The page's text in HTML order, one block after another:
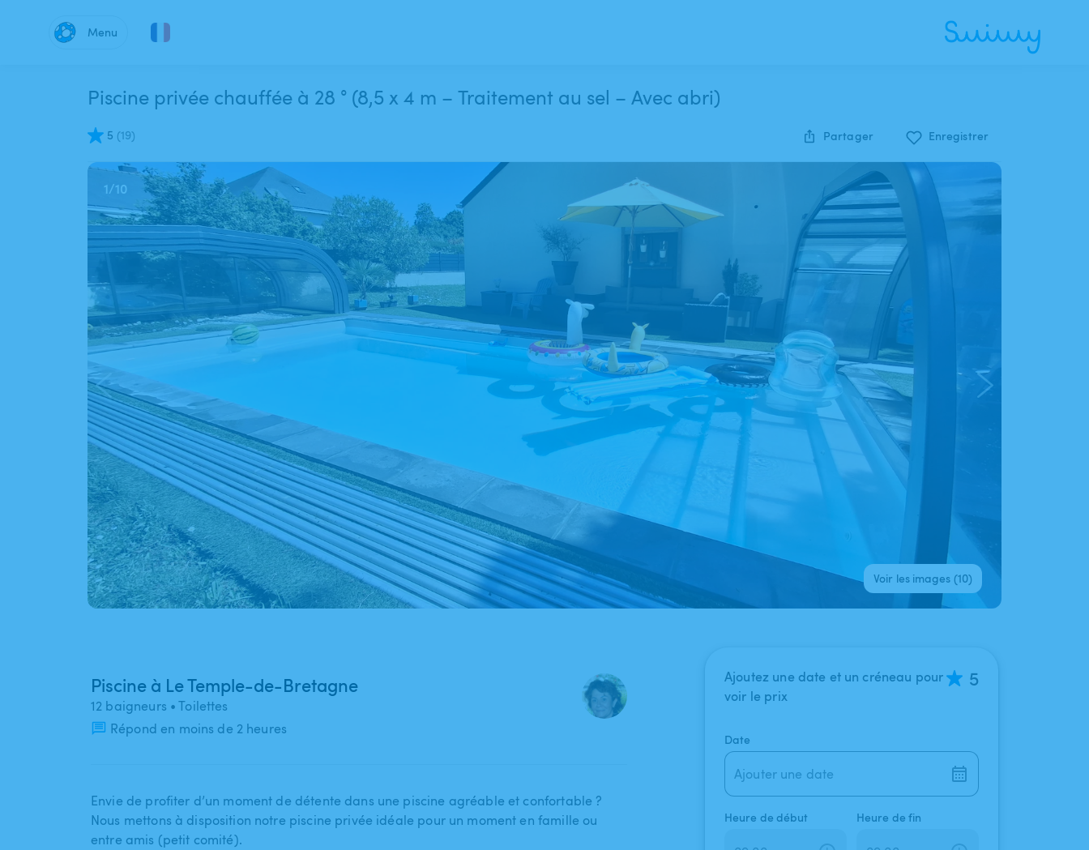
Menu
Piscine privée chauffée à 28 ° (8,5 x 4 m – Traitement au sel – Avec abri)
5 (19) Partager Enregistrer
1/10
Voir les images (10)
Piscine à Le Temple-de-Bretagne
12 baigneurs • Toilettes
Répond en moins de 2 heures
Envie de profiter d’un moment de détente dans une piscine agréable et confortable ?
Nous mettons à disposition notre piscine privée idéale pour un moment en famille ou
entre amis (petit comité).
Ajoutez une date et un créneau pour
voir le prix
5
Date
Ajouter une date
Heure de début Heure de fin